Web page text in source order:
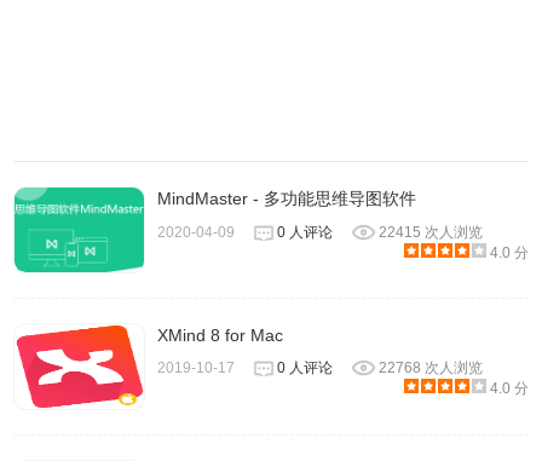
2、团队协作
ProcessOn 还有一个比较常用的功能就是实时协作，您可以
把作品分享给团队成员或好友，无论何时何地大家都可以对
作品进行编辑、阅读和评论。你可以实时地跟全世界任何一
繁地使用邮箱，发送修改后的文件等待对方的确认，而且每
天看到太多的邮件，也会拖慢你的办公效率。ProcessOn提
供多人协作的模式，作图文件在线实时保存于云端，再也不
MindMaster - 多功能思维导图软件
2020-04-09 0 人评论
22415 次人浏览
4.0 分
XMind 8 for Mac
2019-10-17 0 人评论
22768 次人浏览
4.0 分